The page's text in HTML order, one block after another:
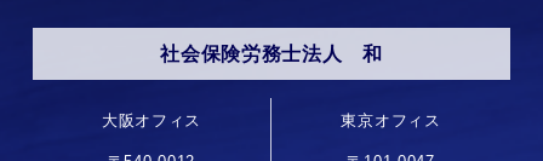
社会保険労務士法人 和
大阪オフィス 東京オフィス